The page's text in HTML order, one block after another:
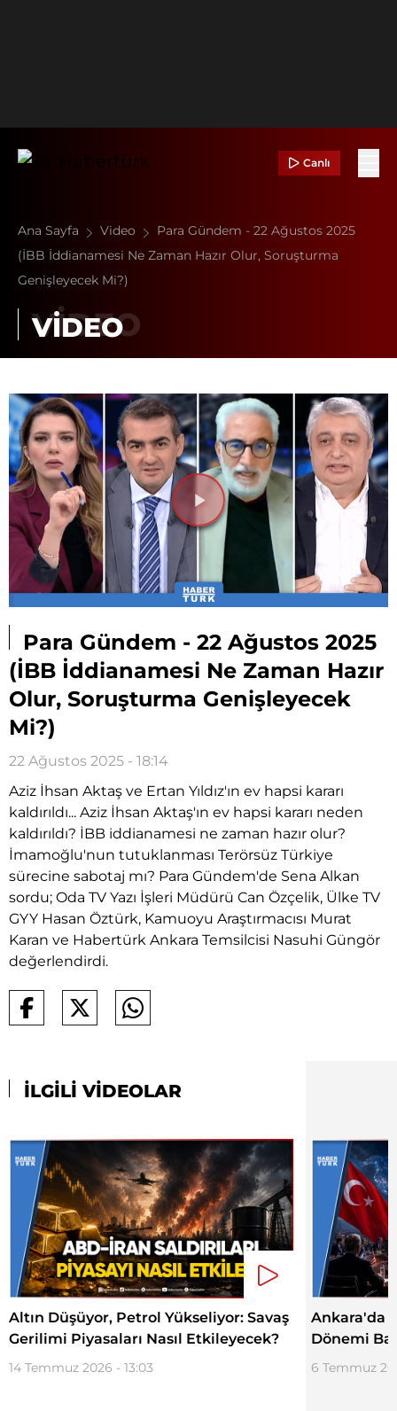
Canlı
Ana Sayfa Video
Para Gündem - 22 Ağustos 2025
(İBB İddianamesi Ne Zaman Hazır Olur, Soruşturma
Genişleyecek Mi?)
VİDEO
Videoyu
Oynat
Para Gündem - 22 Ağustos 2025
(İBB İddianamesi Ne Zaman Hazır
Olur, Soruşturma Genişleyecek
Mi?)
22 Ağustos 2025 - 18:14
Aziz İhsan Aktaş ve Ertan Yıldız'ın ev hapsi kararı
kaldırıldı... Aziz İhsan Aktaş'ın ev hapsi kararı neden
kaldırıldı? İBB iddianamesi ne zaman hazır olur?
İmamoğlu'nun tutuklanması Terörsüz Türkiye
sürecine sabotaj mı? Para Gündem'de Sena Alkan
sordu; Oda TV Yazı İşleri Müdürü Can Özçelik, Ülke TV
GYY Hasan Öztürk, Kamuoyu Araştırmacısı Murat
Karan ve Habertürk Ankara Temsilcisi Nasuhi Güngör
değerlendirdi.
İLGİLİ VİDEOLAR
Altın Düşüyor, Petrol Yükseliyor: Savaş
Gerilimi Piyasaları Nasıl Etkileyecek?
14 Temmuz 2026 - 13:03
Ankara'da
Dönemi
6 Temmuz